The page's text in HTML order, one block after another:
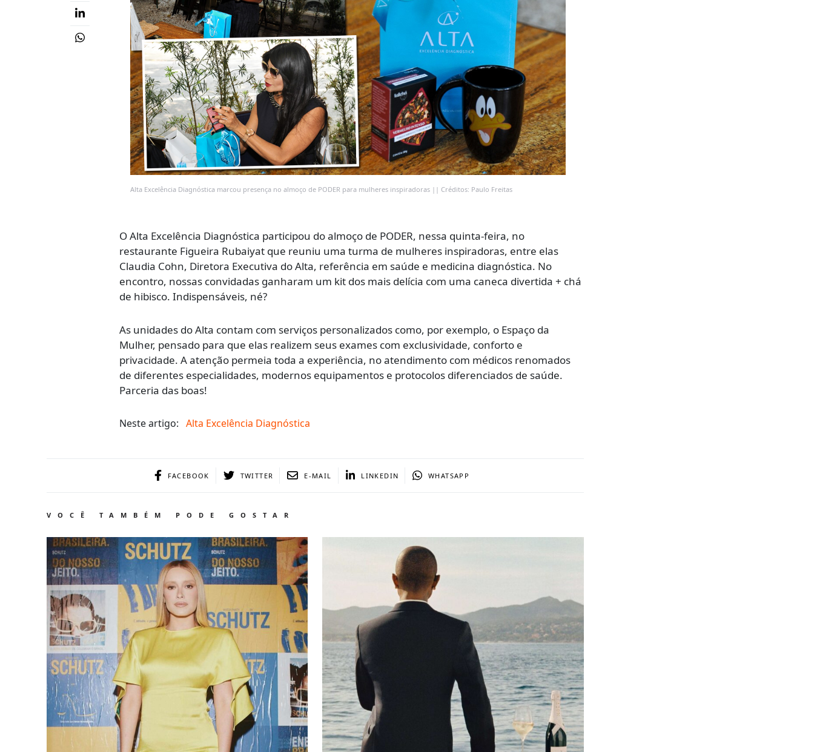
Alta Excelência Diagnóstica marcou presença no almoço de PODER para mulheres inspiradoras || Créditos: Paulo Freitas
O Alta Excelência Diagnóstica participou do almoço de PODER, nessa quinta-feira, no
restaurante Figueira Rubaiyat que reuniu uma turma de mulheres inspiradoras, entre elas
Claudia Cohn, Diretora Executiva do Alta, referência em saúde e medicina diagnóstica. No
encontro, nossas convidadas ganharam um kit dos mais delícia com uma caneca divertida + chá
de hibisco. Indispensáveis, né?
As unidades do Alta contam com serviços personalizados como, por exemplo, o Espaço da
Mulher, pensado para que elas realizem seus exames com exclusividade, conforto e
privacidade. A atenção permeia toda a experiência, no atendimento com médicos renomados
de diferentes especialidades, modernos equipamentos e protocolos diferenciados de saúde.
Parceria das boas!
Neste artigo: Alta Excelência Diagnóstica
FACEBOOK TWITTER E-MAIL LINKEDIN WHATSAPP
VOCÊ TAMBÉM PODE GOSTAR